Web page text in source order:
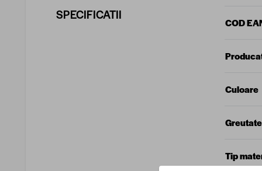
SPECIFICATII
COD
Culoare
Tip